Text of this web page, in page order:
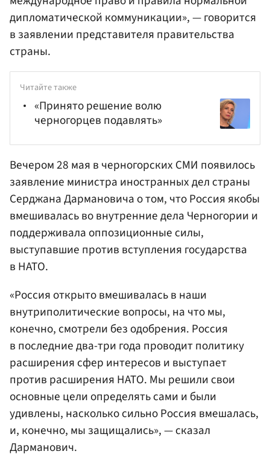
дипломатической коммуникации», — говорится
в заявлении представителя правительства
страны.
Читайте также
«Принято решение волю
черногорцев подавлять»
Вечером 28 мая в черногорских СМИ появилось
заявление министра иностранных дел страны
Серджана Дармановича о том, что Россия якобы
вмешивалась во внутренние дела Черногории и
поддерживала оппозиционные силы,
выступавшие против вступления государства
в НАТО.
«Россия открыто вмешивалась в наши
внутриполитические вопросы, на что мы,
конечно, смотрели без одобрения. Россия
в последние два-три года проводит политику
расширения сфер интересов и выступает
против расширения НАТО. Мы решили свои
основные цели определять сами и были
удивлены, насколько сильно Россия вмешалась,
и, конечно, мы защищались», — сказал
Дарманович.